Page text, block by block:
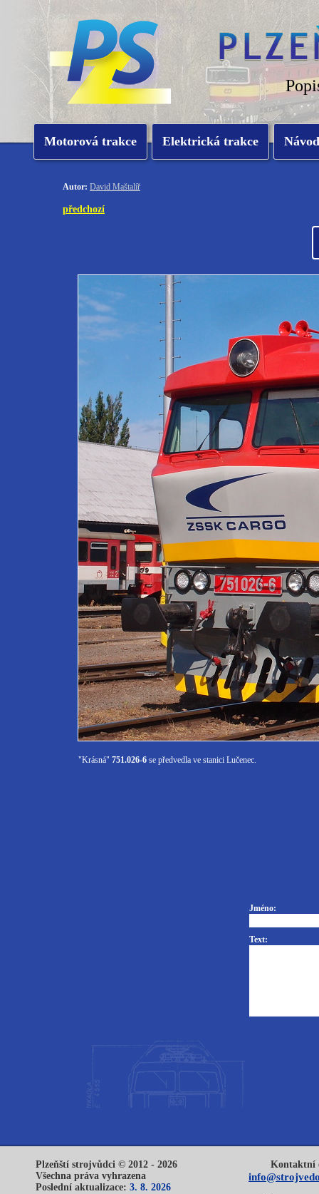
Motorová trakce Elektrická trakce
Autor: David Maštalíř
předchozí
"Krásná" 751.026-6 se předvedla ve stanici Lučenec.
Jméno:
Text:
Plzeňští strojvůdci © 2012 - 2026
Všechna práva vyhrazena
Poslední aktualizace: 3. 8. 2026
Kontaktní